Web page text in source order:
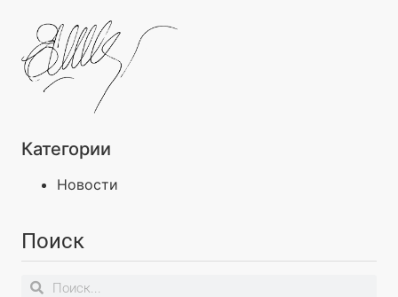
Категории
Новости
Поиск